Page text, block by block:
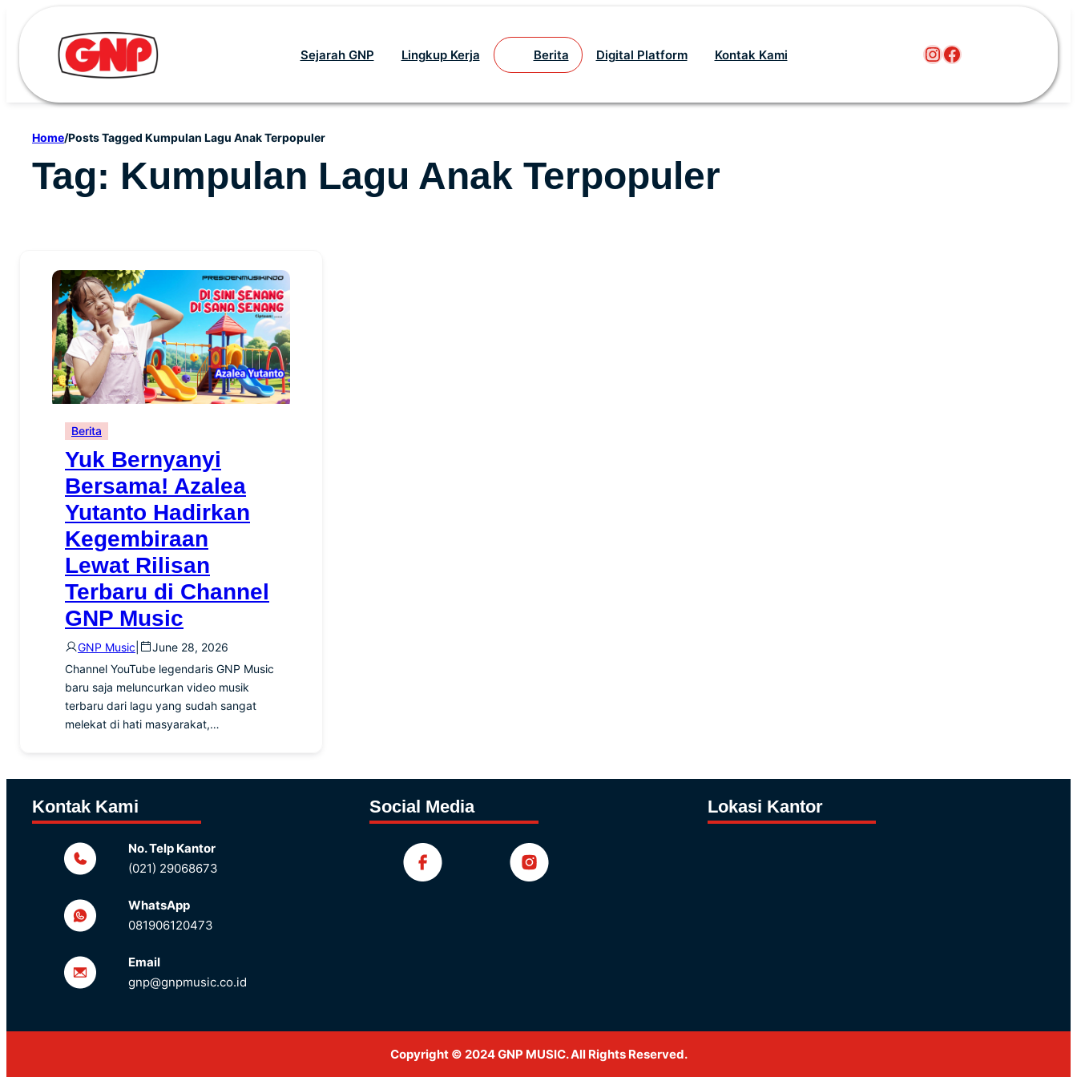
Sejarah GNP Lingkup Kerja Berita Digital Platform Kontak Kami Instagram
Facebook
Home/Posts Tagged Kumpulan Lagu Anak Terpopuler
Tag: Kumpulan Lagu Anak Terpopuler
Berita
Yuk Bernyanyi
Bersama! Azalea
Yutanto Hadirkan
Kegembiraan
Lewat Rilisan
Terbaru di Channel
GNP Music
GNP Music
June 28, 2026
Channel YouTube legendaris GNP Music
baru saja meluncurkan video musik
terbaru dari lagu yang sudah sangat
melekat di hati masyarakat,…
Kontak Kami
No. Telp Kantor
(021) 29068673
WhatsApp
081906120473
Email
gnp@gnpmusic.co.id
Social Media Lokasi Kantor
Copyright © 2024 GNP MUSIC. All Rights Reserved.